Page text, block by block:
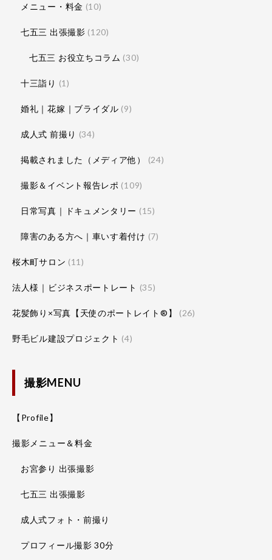
メニュー・料金 (10)
七五三 出張撮影 (120)
七五三 お役立ちコラム (30)
十三詣り (1)
婚礼｜花嫁｜ブライダル (9)
成人式 前撮り (34)
掲載されました（メディア他） (24)
撮影＆イベント報告レポ (109)
日常写真｜ドキュメンタリー (15)
障害のある方へ｜車いす着付け (7)
桜木町サロン (11)
法人様｜ビジネスポートレート (35)
花髪飾り×写真【天使のポートレイト®】 (26)
野毛ビル建設プロジェクト (4)
撮影MENU
【Profile】
撮影メニュー＆料金
お宮参り 出張撮影
七五三 出張撮影
成人式フォト・前撮り
プロフィール撮影 30分